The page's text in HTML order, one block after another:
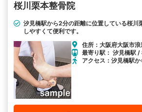
桜川栗本整骨院
汐見橋駅から2分の距離に位置している桜川
しやすくて便利です。
住所：大阪府大阪市
最寄り駅： 汐見橋駅 /
アクセス：汐見橋駅